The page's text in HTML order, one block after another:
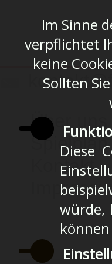
Über uns
Spielplan
Kontakt
Im Sinne
verpflichtet
keine
Sollten
Diese
würde,